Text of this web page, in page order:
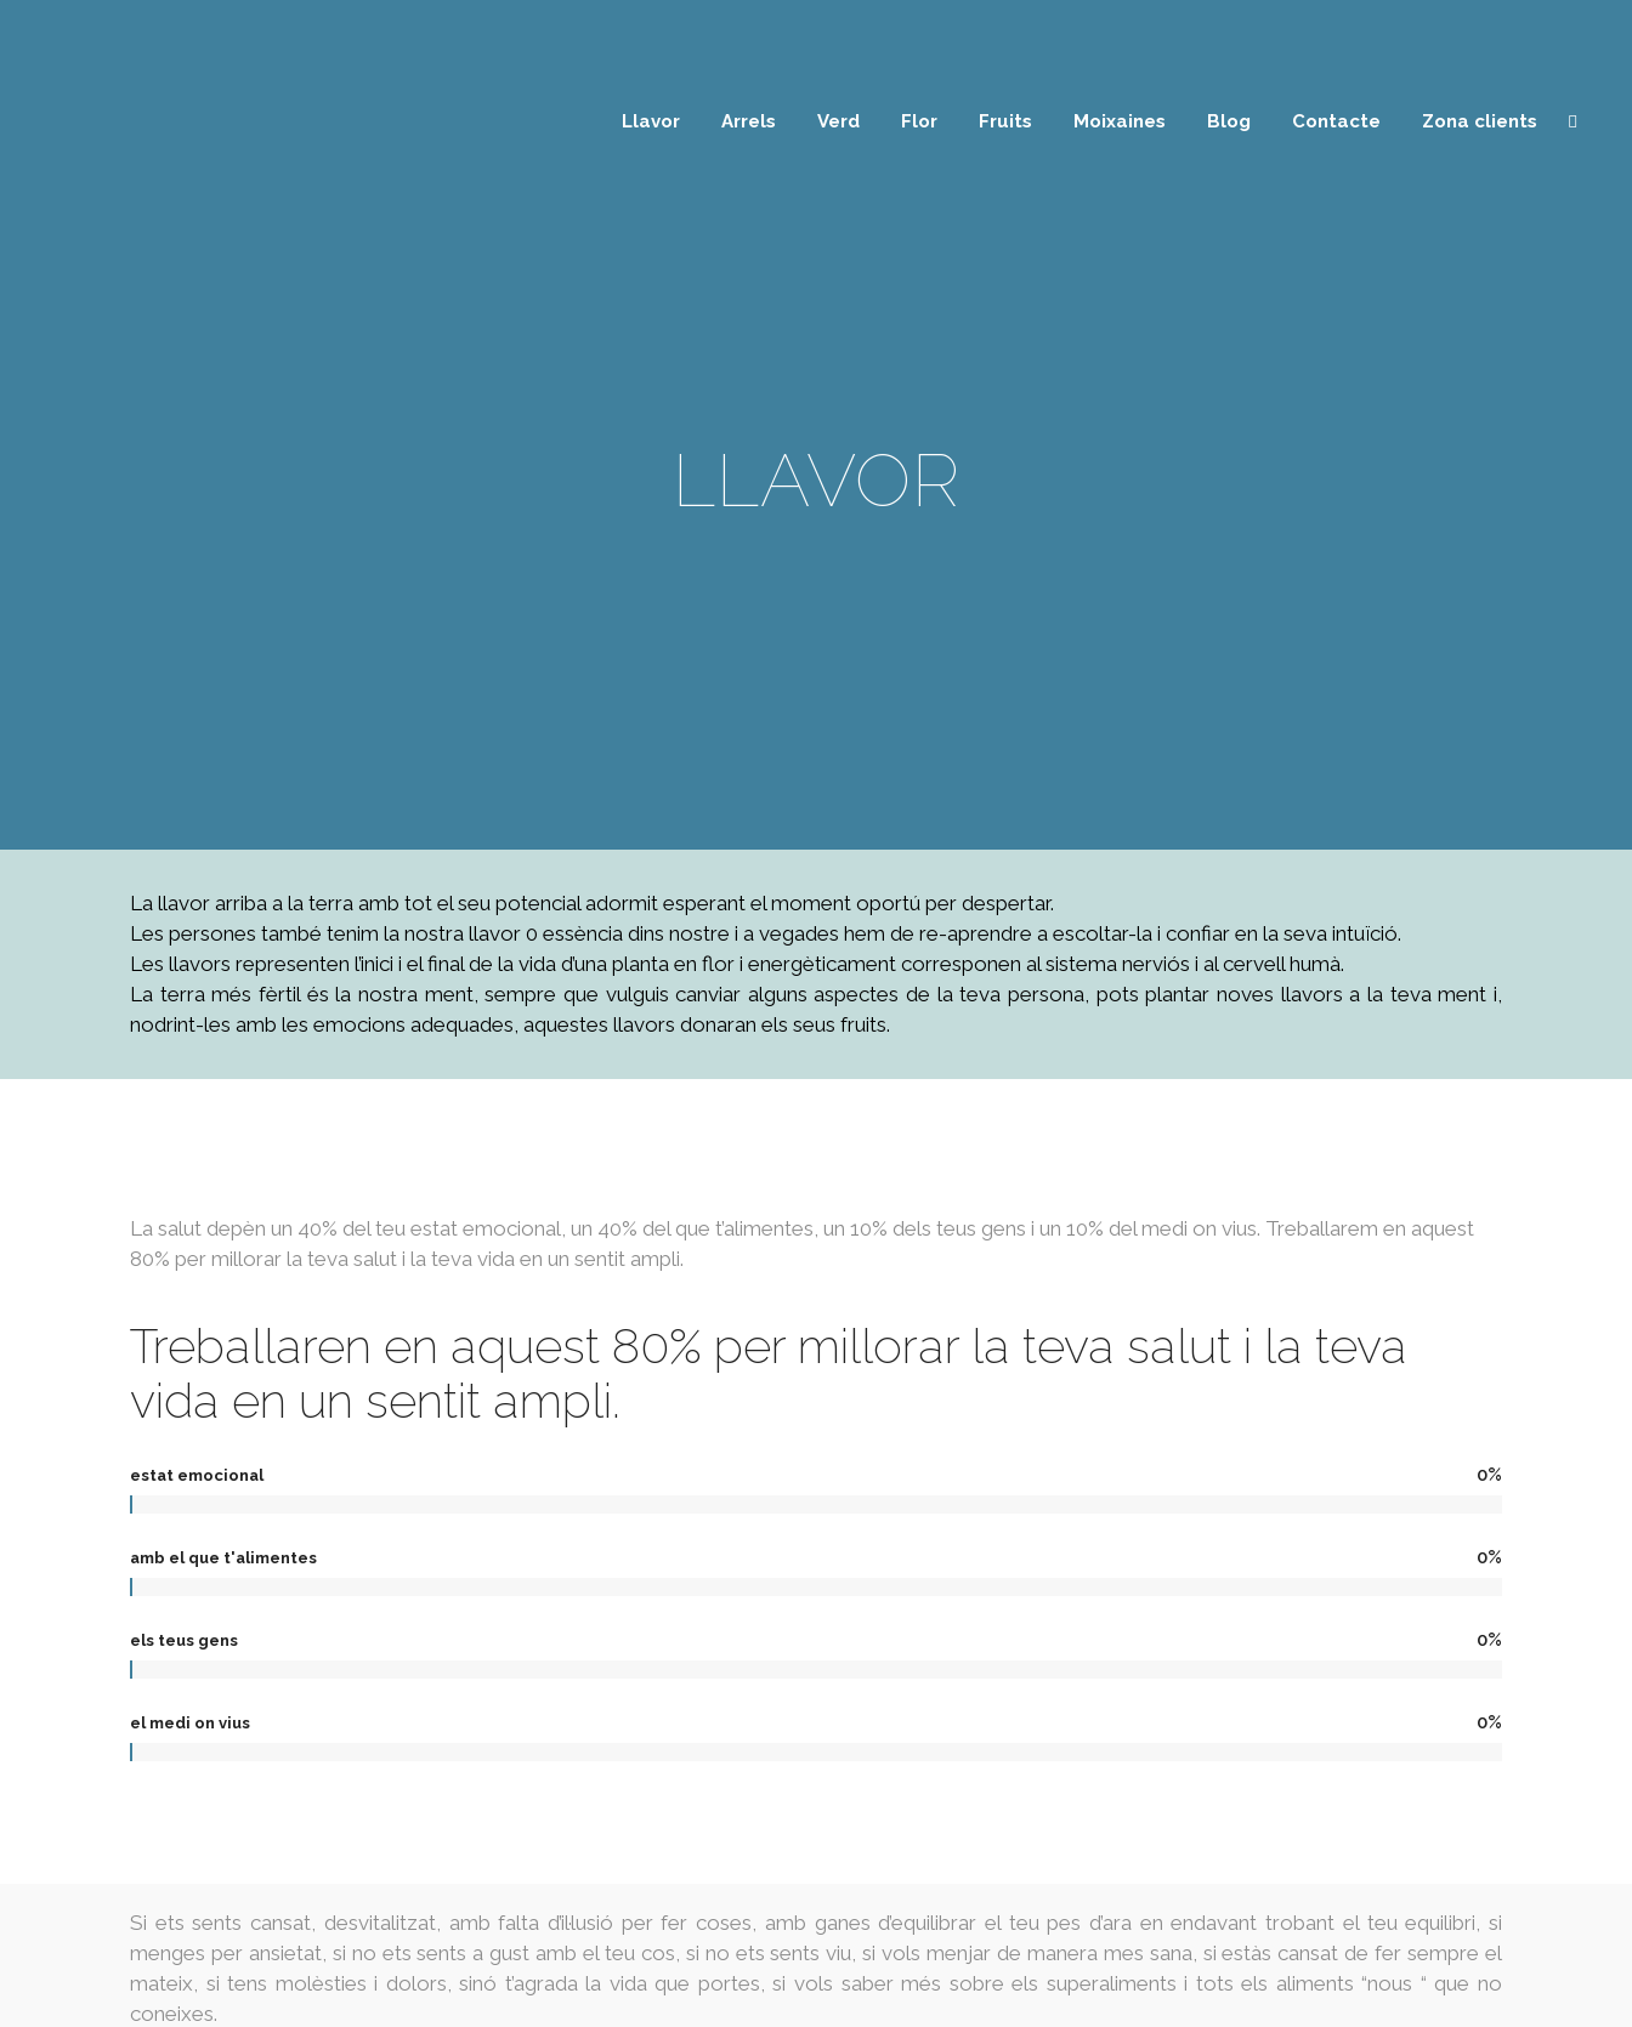
Llavor Arrels Verd Flor Fruits Moixaines Blog Contacte Zona clients
LLAVOR
La llavor arriba a la terra amb tot el seu potencial adormit esperant el moment oportú per despertar.
Les persones també tenim la nostra llavor 0 essència dins nostre i a vegades hem de re-aprendre a escoltar-la i confiar en la seva intuïció.
Les llavors representen l’inici i el final de la vida d’una planta en flor i energèticament corresponen al sistema nerviós i al cervell humà.
La terra més fèrtil és la nostra ment, sempre que vulguis canviar alguns aspectes de la teva persona, pots plantar noves llavors a la teva ment i,
nodrint-les amb les emocions adequades, aquestes llavors donaran els seus fruits.
La salut depèn un 40% del teu estat emocional, un 40% del que t’alimentes, un 10% dels teus gens i un 10% del medi on vius. Treballarem en aquest
80% per millorar la teva salut i la teva vida en un sentit ampli.
Treballaren en aquest 80% per millorar la teva salut i la teva
vida en un sentit ampli.
estat emocional 0%
amb el que t'alimentes 0%
els teus gens 0%
el medi on vius 0%
Si ets sents cansat, desvitalitzat, amb falta d’il·lusió per fer coses, amb ganes d’equilibrar el teu pes d’ara en endavant trobant el teu equilibri, si
menges per ansietat, si no ets sents a gust amb el teu cos, si no ets sents viu, si vols menjar de manera mes sana, si estàs cansat de fer sempre el
mateix, si tens molèsties i dolors, sinó t’agrada la vida que portes, si vols saber més sobre els superaliments i tots els aliments “nous “ que no
coneixes.